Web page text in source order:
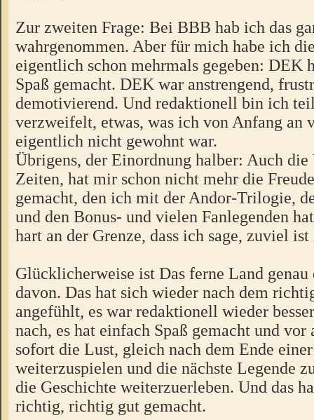
Zur zweiten Frage: Bei BBB hab ich das
wahrgenommen. Aber für mich habe ich
eigentlich schon mehrmals gegeben: DEK
Spaß gemacht. DEK war anstrengend,
demotivierend. Und redaktionell bin ich
verzweifelt, etwas, was ich von Anfang an
eigentlich nicht gewohnt war.
Übrigens, der Einordnung halber: Auch
Zeiten, hat mir schon nicht mehr die
gemacht, den ich mit der Andor-Trilogie,
und den Bonus- und vielen Fanlegenden
hart an der Grenze, dass ich sage, zuviel
Glücklicherweise ist Das ferne Land genau
davon. Das hat sich wieder nach dem
angefühlt, es war redaktionell wieder
nach, es hat einfach Spaß gemacht und
sofort die Lust, gleich nach dem Ende
weiterzuspielen und die nächste Legende
die Geschichte weiterzuerleben. Und das
richtig, richtig gut gemacht.